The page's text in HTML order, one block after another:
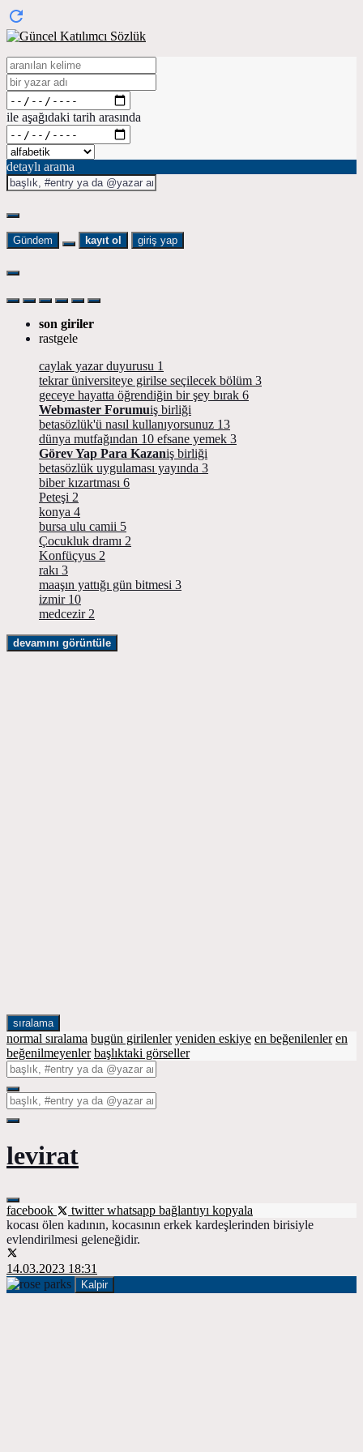
ile aşağıdaki tarih arasında
detaylı arama
Gündem kayıt ol giriş yap
son giriler
rastgele
caylak yazar duyurusu 1
tekrar üniversiteye girilse seçilecek bölüm 3
geceye hayatta öğrendiğin bir şey bırak 6
Webmaster Forumuiş birliği
betasözlük'ü nasıl kullanıyorsunuz 13
dünya mutfağından 10 efsane yemek 3
Görev Yap Para Kazaniş birliği
betasözlük uygulaması yayında 3
biber kızartması 6
Peteşi 2
konya 4
bursa ulu camii 5
Çocukluk dramı 2
Konfüçyus 2
rakı 3
maaşın yattığı gün bitmesi 3
izmir 10
medcezir 2
devamını görüntüle
sıralama
normal sıralama bugün girilenler yeniden eskiye en beğenilenler en
beğenilmeyenler başlıktaki görseller
levirat
facebook twitterwhatsapp bağlantıyı kopyala
kocası ölen kadının, kocasının erkek kardeşlerinden birisiyle
evlendirilmesi geleneğidir.
14.03.2023 18:31
Kalpir